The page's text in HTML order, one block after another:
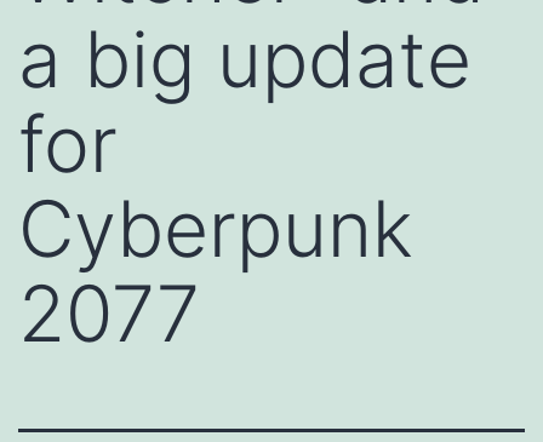
a big update
for
Cyberpunk
2077